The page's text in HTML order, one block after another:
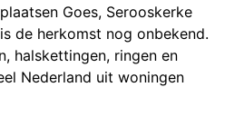
Goes, Serooskerke
de herkomst nog onbekend.
halskettingen, ringen en
Nederland uit woningen